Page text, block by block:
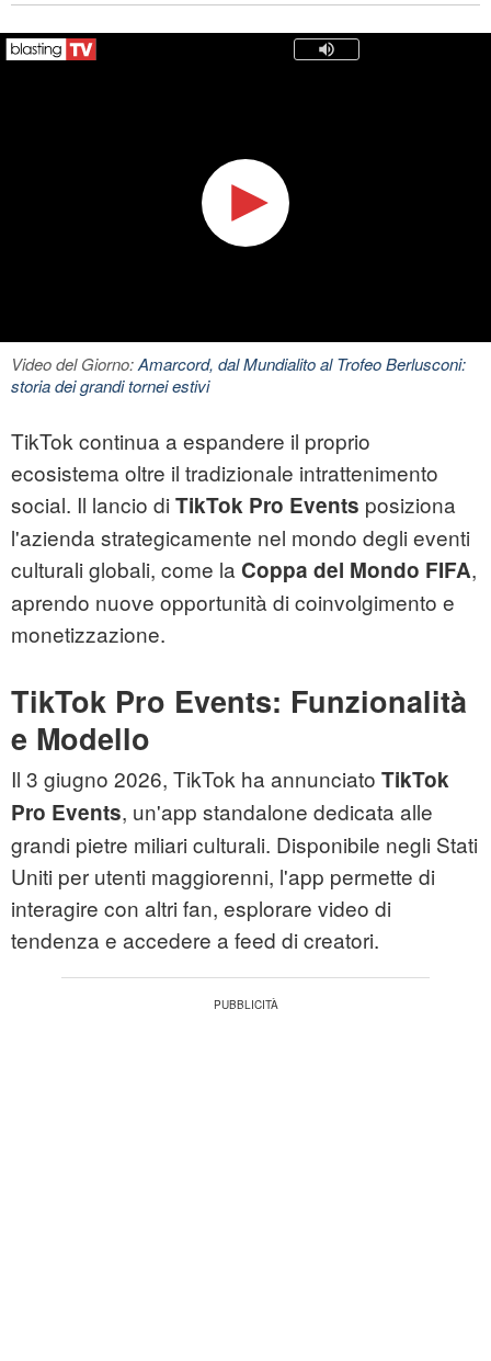
Video del Giorno:Amarcord, dal Mundialito al Trofeo Berlusconi:
storia dei grandi tornei estivi
TikTok continua a espandere il proprio
ecosistema oltre il tradizionale intrattenimento
social. Il lancio di TikTok Pro Events posiziona
l'azienda strategicamente nel mondo degli eventi
culturali globali, come la Coppa del Mondo FIFA,
aprendo nuove opportunità di coinvolgimento e
monetizzazione.
TikTok Pro Events: Funzionalità
e Modello
Il 3 giugno 2026, TikTok ha annunciato TikTok
Pro Events, un'app standalone dedicata alle
grandi pietre miliari culturali. Disponibile negli Stati
Uniti per utenti maggiorenni, l'app permette di
interagire con altri fan, esplorare video di
tendenza e accedere a feed di creatori.